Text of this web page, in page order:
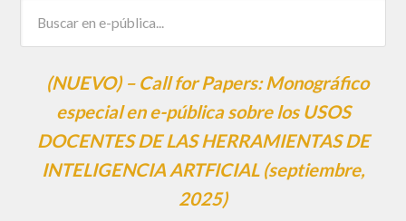
(NUEVO) – Call for Papers: Monográfico
especial en e-pública sobre los USOS
DOCENTES DE LAS HERRAMIENTAS DE
INTELIGENCIA ARTFICIAL (septiembre,
2025)